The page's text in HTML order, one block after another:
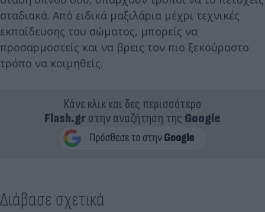
σταδιακά. Από ειδικά μαξιλάρια μέχρι τεχνικές
εκπαίδευσης του σώματος, μπορείς να
προσαρμοστείς και να βρεις τον πιο ξεκούραστο
τρόπο να κοιμηθείς.
Κάνε κλικ και δες περισσότερο
Flash.grστην αναζήτηση της Google
Διάβασε σχετικά